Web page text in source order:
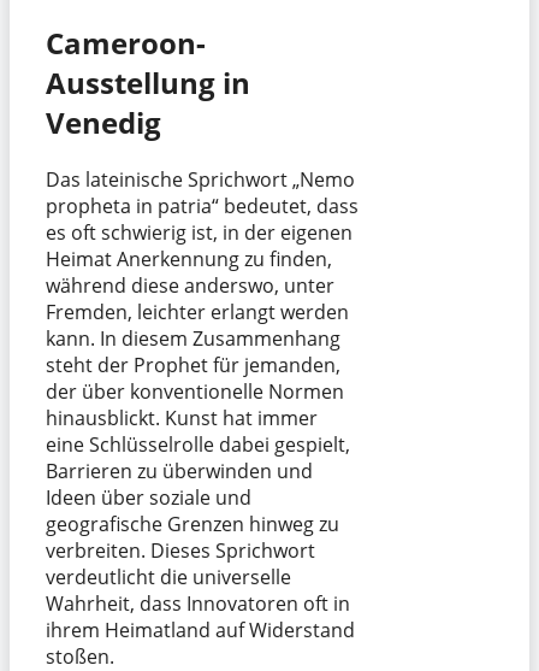
Cameroon-
Ausstellung in
Venedig
Das lateinische Sprichwort „Nemo
propheta in patria“ bedeutet, dass
es oft schwierig ist, in der eigenen
Heimat Anerkennung zu finden,
während diese anderswo, unter
Fremden, leichter erlangt werden
kann. In diesem Zusammenhang
steht der Prophet für jemanden,
der über konventionelle Normen
hinausblickt. Kunst hat immer
eine Schlüsselrolle dabei gespielt,
Barrieren zu überwinden und
Ideen über soziale und
geografische Grenzen hinweg zu
verbreiten. Dieses Sprichwort
verdeutlicht die universelle
Wahrheit, dass Innovatoren oft in
ihrem Heimatland auf Widerstand
stoßen.